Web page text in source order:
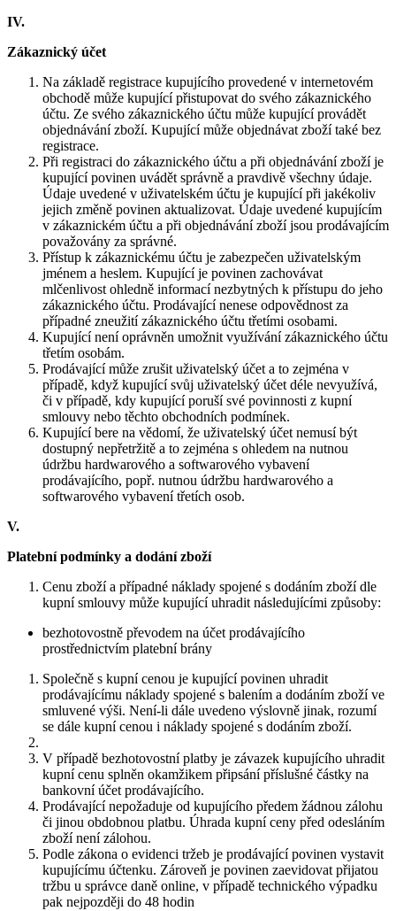
IV.
Zákaznický účet
Na základě registrace kupujícího provedené v internetovém
obchodě může kupující přistupovat do svého zákaznického
účtu. Ze svého zákaznického účtu může kupující provádět
objednávání zboží. Kupující může objednávat zboží také bez
registrace.
Při registraci do zákaznického účtu a při objednávání zboží je
kupující povinen uvádět správně a pravdivě všechny údaje.
Údaje uvedené v uživatelském účtu je kupující při jakékoliv
jejich změně povinen aktualizovat. Údaje uvedené kupujícím
v zákaznickém účtu a při objednávání zboží jsou prodávajícím
považovány za správné.
Přístup k zákaznickému účtu je zabezpečen uživatelským
jménem a heslem. Kupující je povinen zachovávat
mlčenlivost ohledně informací nezbytných k přístupu do jeho
zákaznického účtu. Prodávající nenese odpovědnost za
případné zneužití zákaznického účtu třetími osobami.
Kupující není oprávněn umožnit využívání zákaznického účtu
třetím osobám.
Prodávající může zrušit uživatelský účet a to zejména v
případě, když kupující svůj uživatelský účet déle nevyužívá,
či v případě, kdy kupující poruší své povinnosti z kupní
smlouvy nebo těchto obchodních podmínek.
Kupující bere na vědomí, že uživatelský účet nemusí být
dostupný nepřetržitě a to zejména s ohledem na nutnou
údržbu hardwarového a softwarového vybavení
prodávajícího, popř. nutnou údržbu hardwarového a
softwarového vybavení třetích osob.
V.
Platební podmínky a dodání zboží
Cenu zboží a případné náklady spojené s dodáním zboží dle
kupní smlouvy může kupující uhradit následujícími způsoby:
bezhotovostně převodem na účet prodávajícího
prostřednictvím platební brány
Společně s kupní cenou je kupující povinen uhradit
prodávajícímu náklady spojené s balením a dodáním zboží ve
smluvené výši. Není-li dále uvedeno výslovně jinak, rozumí
se dále kupní cenou i náklady spojené s dodáním zboží.
V případě bezhotovostní platby je závazek kupujícího uhradit
kupní cenu splněn okamžikem připsání příslušné částky na
bankovní účet prodávajícího.
Prodávající nepožaduje od kupujícího předem žádnou zálohu
či jinou obdobnou platbu. Úhrada kupní ceny před odesláním
zboží není zálohou.
Podle zákona o evidenci tržeb je prodávající povinen vystavit
kupujícímu účtenku. Zároveň je povinen zaevidovat přijatou
tržbu u správce daně online, v případě technického výpadku
pak nejpozději do 48 hodin